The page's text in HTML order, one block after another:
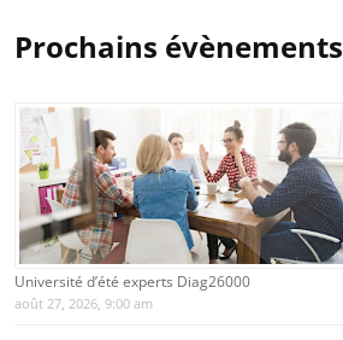
Prochains évènements
Université d’été experts Diag26000
août 27, 2026, 9:00 am